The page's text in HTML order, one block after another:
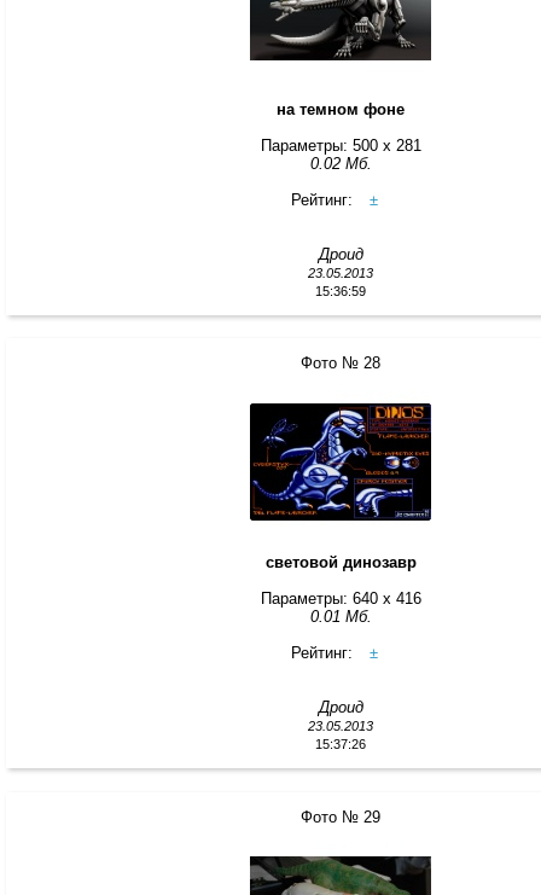
на темном фоне
Параметры: 500 x 281
0.02 Мб.
Рейтинг:
±
Дроид
23.05.2013
15:36:59
Фото № 28
световой динозавр
Параметры: 640 x 416
0.01 Мб.
Рейтинг:
±
Дроид
23.05.2013
15:37:26
Фото № 29